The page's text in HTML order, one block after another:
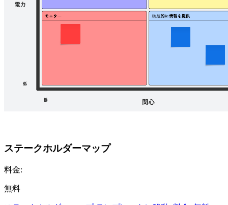
ステークホルダーマップ
料金:
無料